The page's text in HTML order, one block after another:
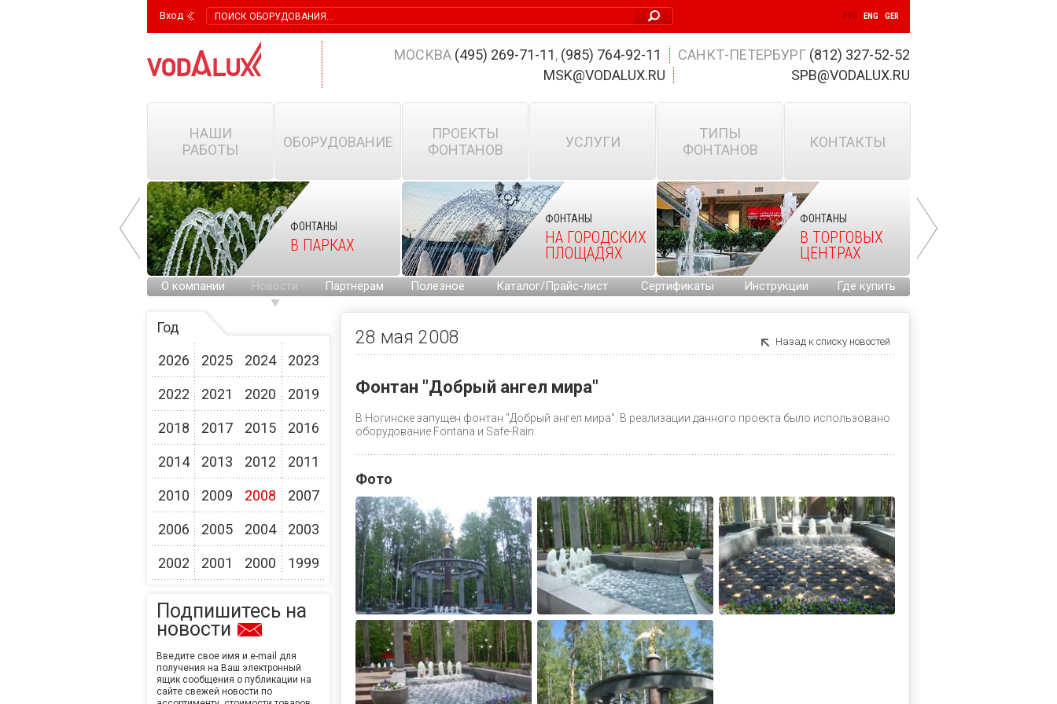
Вход РУС ENG GER
МОСКВА (495) 269-71-11, (985) 764-92-11 САНКТ-ПЕТЕРБУРГ (812) 327-52-52
MSK@VODALUX.RU
SPB@VODALUX.RU
НАШИ
РАБОТЫ
ОБОРУДОВАНИЕ
ПРОЕКТЫ
ФОНТАНОВ
УСЛУГИ
ТИПЫ
ФОНТАНОВ
КОНТАКТЫ
НА ГОРОДСКИХ
ФОНТАНЫ
В ПАРКАХ
ФОНТАНЫ
НА ГОРОДСКИХ
ПЛОЩАДЯХ
ФОНТАНЫ
В ТОРГОВЫХ
ЦЕНТРАХ
О компании Новости Партнерам Полезное Каталог/Прайс-лист Сертификаты Инструкции Где купить
Год
2026
2025 2024 2023
2022 2021 2020 2019
2018 2017 2015 2016
2014 2013 2012 2011
2010 2009 2008 2007
2006 2005 2004 2003
2002 2001 2000 1999
Подпишитесь на
новости
Введите свое имя и e-mail для
получения на Ваш электронный
ящик сообщения о публикации на
сайте свежей новости по
28 мая 2008 Назад к списку новостей
Фонтан "Добрый ангел мира"
В Ногинске запущен фонтан "Добрый ангел мира". В реализации данного проекта было использовано
оборудование Fontana и Safe-Rain.
Фото